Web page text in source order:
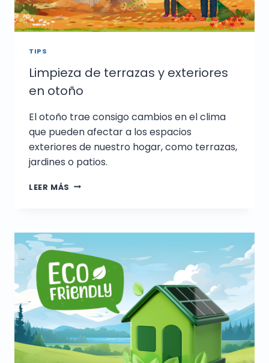
TIPS
Limpieza de terrazas y exteriores
en otoño
El otoño trae consigo cambios en el clima
que pueden afectar a los espacios
exteriores de nuestro hogar, como terrazas,
jardines o patios.
LEER MÁS